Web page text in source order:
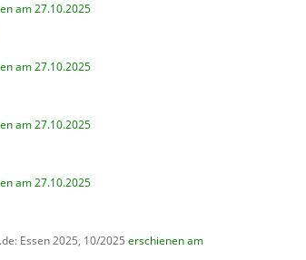
am 27.10.2025
am 27.10.2025
am 27.10.2025
am 27.10.2025
Essen 2025, 10/2025 erschienen am